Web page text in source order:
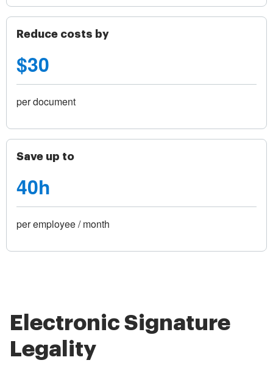
Reduce costs by
$30
per document
Save up to
40h
per employee / month
Electronic Signature
Legality